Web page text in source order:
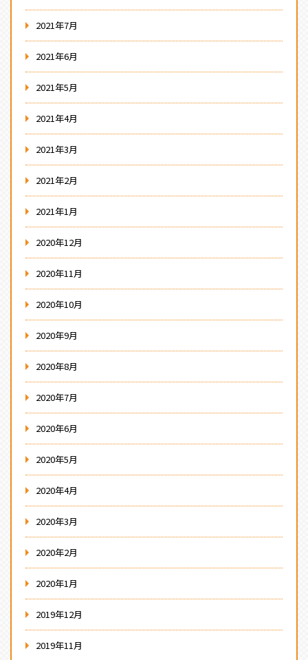
2021年7月
2021年6月
2021年5月
2021年4月
2021年3月
2021年2月
2021年1月
2020年12月
2020年11月
2020年10月
2020年9月
2020年8月
2020年7月
2020年6月
2020年5月
2020年4月
2020年3月
2020年2月
2020年1月
2019年12月
2019年11月